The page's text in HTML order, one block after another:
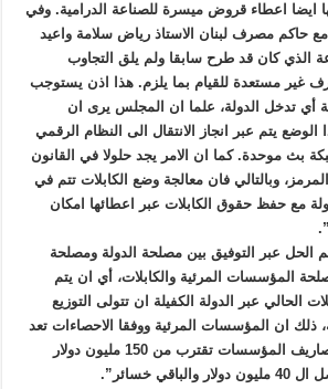
ايضا اعطاء قروض ميسرة للصناعة الدرامية. وفي
حاكم مصرف لبنان الاستاذ رياض سلامة واعيد
الذي كان قد طرح سابقا ولم يلق التجاوب
غير مستعدة للقيام بما يلزم. هذا اذن يستوجب
أي تدخل الدولة، علما ان المجلس يرى ان
الوضع يتم عبر انجاز الانتقال الى النظام الرقمي
بث موحدة. كما ان الامر يجد حلولا في القانون
وبالتالي فان معالجة وضع الكابلات تتم في
مع حفظ حقوق الكابلات عبر اعطائها امكان
الحل عبر التوفيق بين مصلحة الدولة ومصلحة
المؤسسات المرئية والكابلات، أي ان يتم
الحالي عبر الدولة الكفيلة ان تتولى التوزيع
ذلك ان المؤسسات المرئية ووفقا الاحصاءات تعد
لهذه المؤسسات فان مصاريف المؤسسات تقترب من 150 مليون دولار
خسائر”.